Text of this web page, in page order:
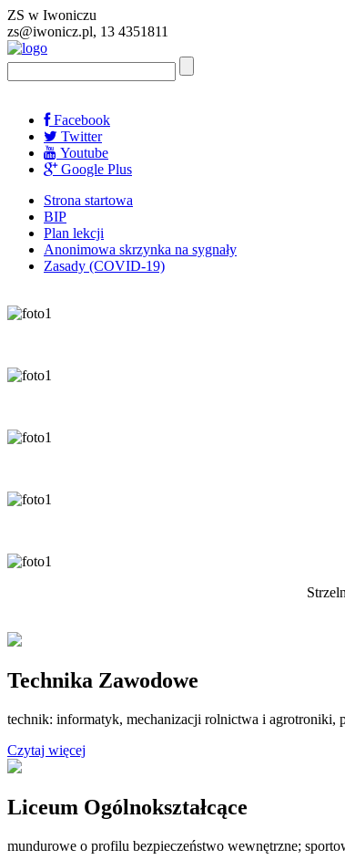
ZS w Iwoniczu
zs@iwonicz.pl, 13 4351811
Facebook
Twitter
Youtube
Google Plus
Strona startowa
BIP
Plan lekcji
Anonimowa skrzynka na sygnały
Zasady (COVID-19)
Technika Zawodowe
technik: informatyk, mechanizacji rolnictwa i agrotroniki,
Czytaj więcej
Liceum Ogólnokształcące
mundurowe o profilu bezpieczeństwo wewnętrzne;